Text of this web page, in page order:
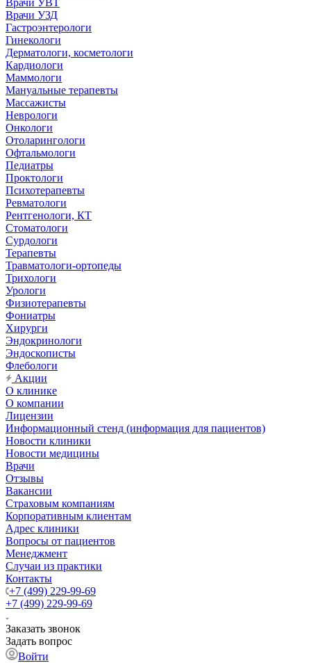
Врачи УВТ
Врачи УЗД
Гастроэнтерологи
Гинекологи
Дерматологи, косметологи
Кардиологи
Маммологи
Мануальные терапевты
Массажисты
Неврологи
Онкологи
Отоларингологи
Офтальмологи
Педиатры
Проктологи
Психотерапевты
Ревматологи
Рентгенологи, КТ
Стоматологи
Сурдологи
Терапевты
Травматологи-ортопеды
Трихологи
Урологи
Физиотерапевты
Фониатры
Хирурги
Эндокринологи
Эндоскописты
Флебологи
Акции
О клинике
О компании
Лицензии
Информационный стенд (информация для пациентов)
Новости клиники
Новости медицины
Врачи
Отзывы
Вакансии
Страховым компаниям
Корпоративным клиентам
Адрес клиники
Вопросы от пациентов
Менеджмент
Случаи из практики
Контакты
+7 (499) 229-99-69
+7 (499) 229-99-69
Заказать звонок
Задать вопрос
Войти